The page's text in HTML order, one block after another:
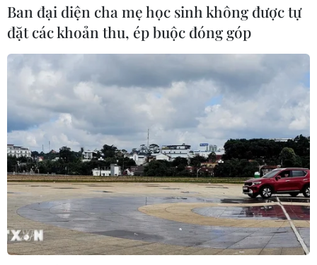
Ban đại diện cha mẹ học sinh không được tự
đặt các khoản thu, ép buộc đóng góp